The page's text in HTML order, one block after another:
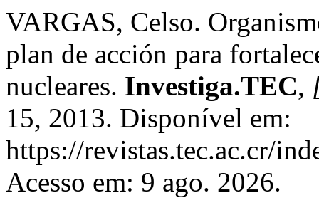
VARGAS, Celso.
plan de acción para
nucleares. Investiga.TEC,
15, 2013. Disponível em:
https://revistas.tec.ac.cr/
Acesso em: 9 ago. 2026.